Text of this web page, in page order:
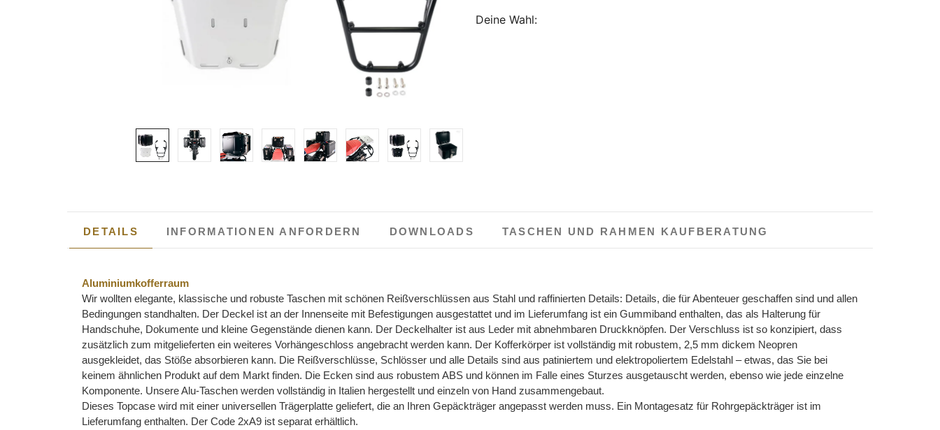
Deine Wahl:
DETAILS INFORMATIONEN ANFORDERN DOWNLOADS TASCHEN UND RAHMEN KAUFBERATUNG
Aluminiumkofferraum
Wir wollten elegante, klassische und robuste Taschen mit schönen Reißverschlüssen aus Stahl und raffinierten Details: Details, die für Abenteuer geschaffen sind und allen
Bedingungen standhalten. Der Deckel ist an der Innenseite mit Befestigungen ausgestattet und im Lieferumfang ist ein Gummiband enthalten, das als Halterung für
Handschuhe, Dokumente und kleine Gegenstände dienen kann. Der Deckelhalter ist aus Leder mit abnehmbaren Druckknöpfen. Der Verschluss ist so konzipiert, dass
zusätzlich zum mitgelieferten ein weiteres Vorhängeschloss angebracht werden kann. Der Kofferkörper ist vollständig mit robustem, 2,5 mm dickem Neopren
ausgekleidet, das Stöße absorbieren kann. Die Reißverschlüsse, Schlösser und alle Details sind aus patiniertem und elektropoliertem Edelstahl – etwas, das Sie bei
keinem ähnlichen Produkt auf dem Markt finden. Die Ecken sind aus robustem ABS und können im Falle eines Sturzes ausgetauscht werden, ebenso wie jede einzelne
Komponente. Unsere Alu-Taschen werden vollständig in Italien hergestellt und einzeln von Hand zusammengebaut.
Dieses Topcase wird mit einer universellen Trägerplatte geliefert, die an Ihren Gepäckträger angepasst werden muss. Ein Montagesatz für Rohrgepäckträger ist im
Lieferumfang enthalten. Der Code 2xA9 ist separat erhältlich.